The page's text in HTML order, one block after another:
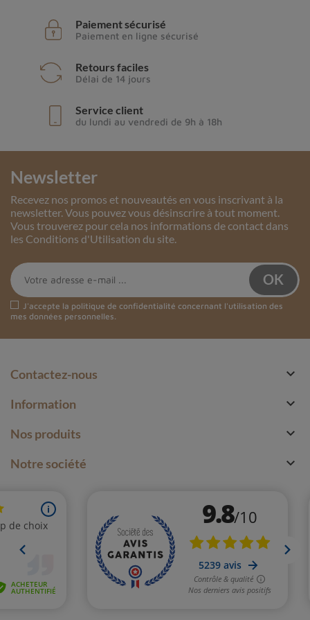
Paiement sécurisé
Paiement en ligne sécurisé
Retours faciles
Délai de 14 jours
Service client
du lundi au vendredi de 9h à 18h
Newsletter
Recevez nos promos et nouveautés en vous inscrivant à la
newsletter. Vous pouvez vous désinscrire à tout moment.
Vous trouverez pour cela nos informations de contact dans
les Conditions d'Utilisation du site.
J'accepte la politique de confidentialité concernant l'utilisation des
mes données personnelles.
Contactez-nous 
Information 
Nos produits 
Notre société 